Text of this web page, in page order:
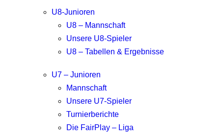
U8-Junioren
U8 – Mannschaft
Unsere U8-Spieler
U8 – Tabellen & Ergebnisse
U7 – Junioren
Mannschaft
Unsere U7-Spieler
Turnierberichte
Die FairPlay – Liga